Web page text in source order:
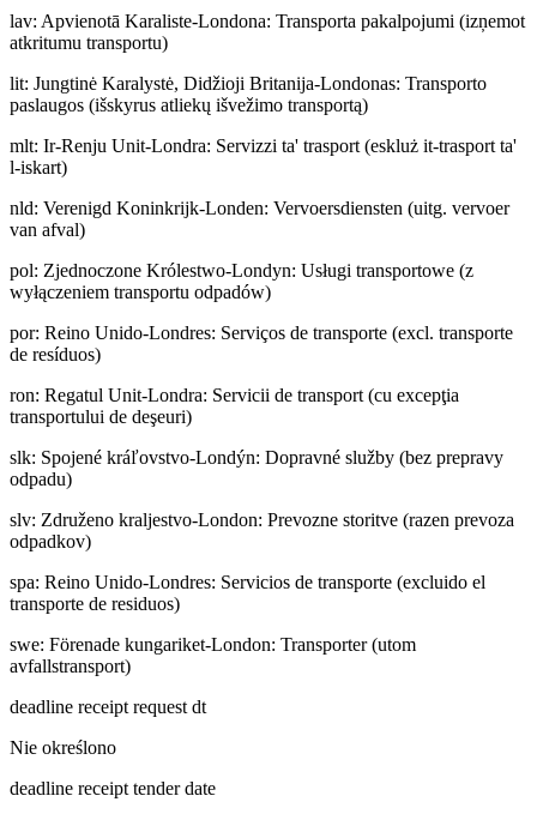
lav: Apvienotā Karaliste-Londona: Transporta pakalpojumi (izņemot
atkritumu transportu)
lit: Jungtinė Karalystė, Didžioji Britanija-Londonas: Transporto
paslaugos (išskyrus atliekų išvežimo transportą)
mlt: Ir-Renju Unit-Londra: Servizzi ta' trasport (eskluż it-trasport ta'
l-iskart)
nld: Verenigd Koninkrijk-Londen: Vervoersdiensten (uitg. vervoer
van afval)
pol: Zjednoczone Królestwo-Londyn: Usługi transportowe (z
wyłączeniem transportu odpadów)
por: Reino Unido-Londres: Serviços de transporte (excl. transporte
de resíduos)
ron: Regatul Unit-Londra: Servicii de transport (cu excepţia
transportului de deşeuri)
slk: Spojené kráľovstvo-Londýn: Dopravné služby (bez prepravy
odpadu)
slv: Združeno kraljestvo-London: Prevozne storitve (razen prevoza
odpadkov)
spa: Reino Unido-Londres: Servicios de transporte (excluido el
transporte de residuos)
swe: Förenade kungariket-London: Transporter (utom
avfallstransport)
deadline receipt request dt
Nie określono
deadline receipt tender date